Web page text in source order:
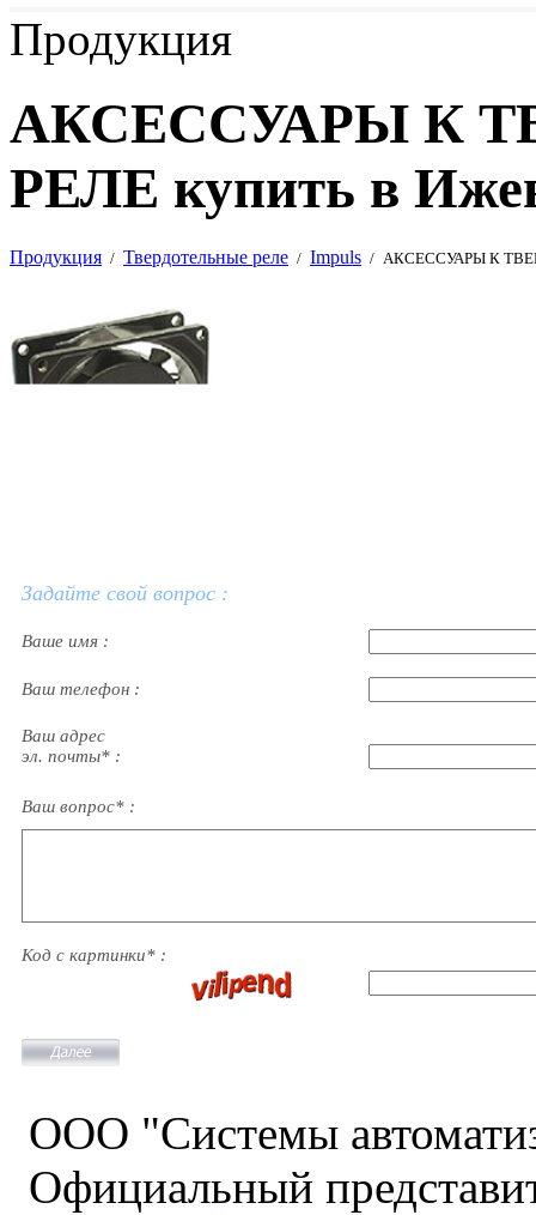
Продукция
АКСЕССУАРЫ К
РЕЛЕ купить в
Продукция / Твердотельные реле / Impuls / АКСЕССУАРЫ К
Задайте свой вопрос :
Ваше имя :
Ваш телефон :
Ваш адрес
эл. почты* :
Ваш вопрос* :
Код с картинки* :
ООО "Системы
Официальный